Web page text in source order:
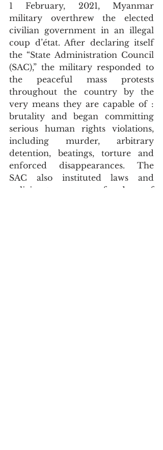
1 February, 2021, Myanmar
military overthrew the elected
civilian government in an illegal
coup d’état. After declaring itself
the “State Administration Council
(SAC),” the military responded to
the peaceful mass protests
throughout the country by the
very means they are capable of :
brutality and began committing
serious human rights violations,
including murder, arbitrary
detention, beatings, torture and
enforced disappearances. The
SAC also instituted laws and
policies to suppress freedom of